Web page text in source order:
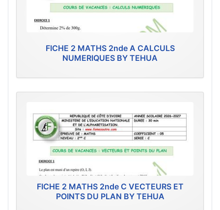
FICHE 2 MATHS 2nde A CALCULS
NUMERIQUES BY TEHUA
FICHE 2 MATHS 2nde C VECTEURS ET
POINTS DU PLAN BY TEHUA